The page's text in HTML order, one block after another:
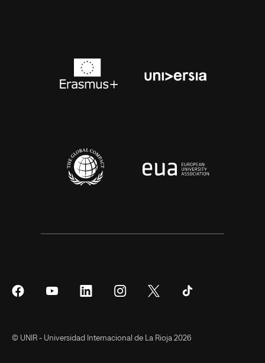
SíguenosSíguenos
SíguenosSíguenos Síguenos
© UNIR - Universidad Internacional de La Rioja 2026